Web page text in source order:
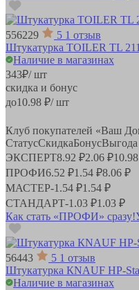
556229 5 1 отзыв
Штукатурка TOILER TL
Наличие в магазинах
343₽/ шт
скидка и бонус
до10.98 ₽/ шт
Клуб покупателей «Ваш
СтатусСкидкаБонусВыгода
ЭКСПЕРТ8.92 ₽2.06 ₽
ПРОФИ6.52 ₽1.54 ₽8.06 ₽
МАСТЕР-1.54 ₽1.54 ₽
СТАНДАРТ-1.03 ₽1.03 ₽
Как стать «ПРОФИ» сразу!
56443 5 1 отзыв
Штукатурка КNAUF НР-
Наличие в магазинах